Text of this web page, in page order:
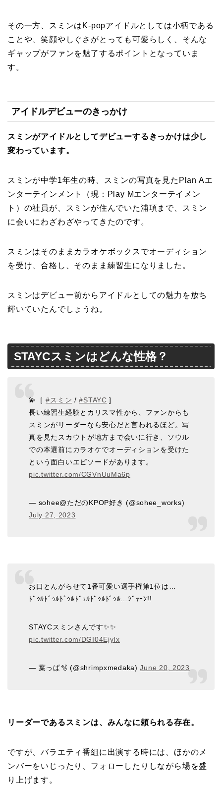
その一方、スミンはK-popアイドルとしては小柄である
ことや、笑顔やしぐさがとっても可愛らしく、そんな
ギャップがファンを魅了するポイントとなっていま
す。
アイドルデビューのきっかけ
スミンがアイドルとしてデビューするきっかけは少し
変わっています。
スミンが中学1年生の時、スミンの写真を見たPlan Aエ
ンターテインメント（現：Play Mエンターテイメン
ト）の社員が、スミンが住んでいた浦項まで、スミン
に会いにわざわざやってきたのです。
スミンはそのままカラオケボックスでオーディション
を受け、合格し、そのまま練習生になりました。
スミンはデビュー前からアイドルとしての魅力を放ち
輝いていたんでしょうね。
STAYCスミンはどんな性格？
💫［#スミン /#STAYC ]
長い練習生経験とカリスマ性から、ファンからも
スミンがリーダーなら安心だと言われるほど。写
真を見たスカウトが地方まで会いに行き、ソウル
での本選前にカラオケでオーディションを受けた
という面白いエピソードがあります。
pic.twitter.com/CGVnUuMa6p
— sohee@ただのKPOP好き (@sohee_works)
July 27, 2023
お口とんがらせて1番可愛い選手権第1位は…
ﾄﾞｩﾙﾄﾞｩﾙﾄﾞｩﾙﾄﾞｩﾙﾄﾞｩﾙﾄﾞｩﾙ…ｼﾞｬｰﾝ!!
STAYCスミンさんです✨️✨️
pic.twitter.com/DGI04EjyIx
— 葉っぱ🫧 (@shrimpxmedaka)June 20, 2023
リーダーであるスミンは、みんなに頼られる存在。
ですが、バラエティ番組に出演する時には、ほかのメ
ンバーをいじったり、フォローしたりしながら場を盛
り上げます。